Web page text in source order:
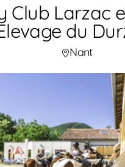
Club Larzac
du
Nant